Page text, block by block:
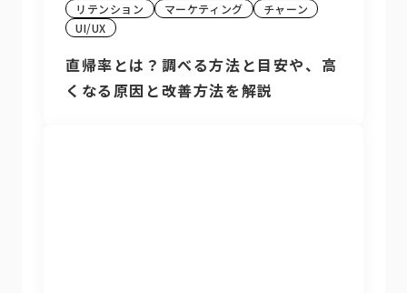
リテンション
マーケティング
チャーン
UI/UX
直帰率とは？調べる方法と目安や、高
くなる原因と改善方法を解説